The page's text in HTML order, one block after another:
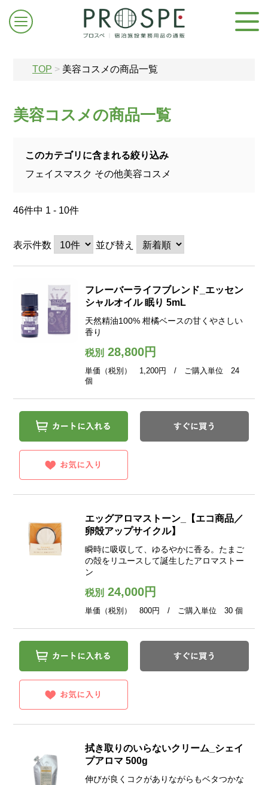
お問合せはこちら
TOP > 美容コスメの商品一覧
美容コスメの商品一覧
このカテゴリに含まれる絞り込み
フェイスマスク その他美容コスメ
46件中 1 - 10件
表示件数 並び替え
フレーバーライフブレンド_エッセン
シャルオイル 眠り 5mL
天然精油100% 柑橘ベースの甘くやさしい
香り
税別28,800円
単価（税別） 1,200円 / ご購入単位 24
個
エッグアロマストーン_【エコ商品／
卵殻アップサイクル】
瞬時に吸収して、ゆるやかに香る。たまご
の殻をリユースして誕生したアロマストー
ン
税別24,000円
単価（税別） 800円 / ご購入単位 30 個
拭き取りのいらないクリーム_シェイ
プアロマ 500g
伸びが良くコクがありながらもベタつかな